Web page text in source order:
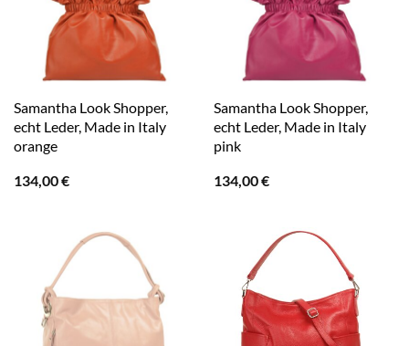
Samantha Look Shopper,
echt Leder, Made in Italy
orange
134,00€
Samantha Look Shopper,
echt Leder, Made in Italy
pink
134,00€